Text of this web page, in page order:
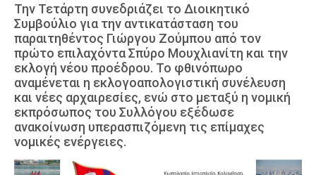
Την Τετάρτη συνεδριάζει το Διοικητικό
Συμβούλιο για την αντικατάσταση του
παραιτηθέντος Γιώργου Ζούμπου από τον
πρώτο επιλαχόντα Σπύρο Μουχλιανίτη και την
εκλογή νέου προέδρου. Το φθινόπωρο
αναμένεται η εκλογοαπολογιστική συνέλευση
και νέες αρχαιρεσίες, ενώ στο μεταξύ η νομική
εκπρόσωπος του Συλλόγου εξέδωσε
ανακοίνωση υπερασπιζόμενη τις επίμαχες
νομικές ενέργειες.